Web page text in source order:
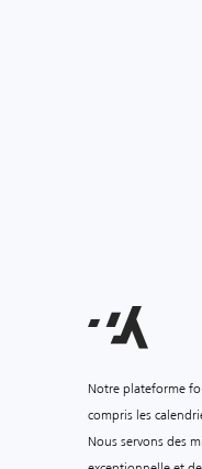
Notre plateforme
compris les
Nous servons des